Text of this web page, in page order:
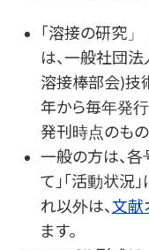
接合・溶接技術Ｑ＆
産業技術サービスセン
とに、WEB用に再編成
ースです。
疲労データベース
原子力研究委員会によ
データベースです。
知る・学ぶ
浪速博士の溶接がっ
溶接管理技術者2級レ
溶接バッテン！
ツール・
溶接施工確認試
各規格に応じた溶接
めています。
規格の確
「溶接の研究」
は、一般社団
溶接棒部会)技
年から毎年発
発刊時点のもの
一般の方は、各
て」「活動状況
れ以外は、文献
ます。